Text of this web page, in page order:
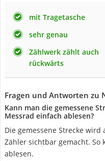
mit Tragetasche
sehr genau
Zählwerk zählt auch
rückwärts
Fragen und Antworten zu
Kann man die gemessene
Messrad einfach ablesen?
Die gemessene Strecke
Zähler sichtbar gemacht. So
ablesen.